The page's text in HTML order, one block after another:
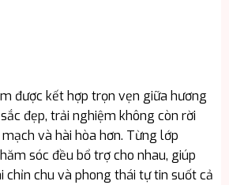
được kết hợp trọn vẹn giữa hương
đẹp, trải nghiệm không còn rời
và hài hòa hơn. Từng lớp
sóc đều bổ trợ cho nhau, giúp
chỉn chu và phong thái tự tin suốt cả